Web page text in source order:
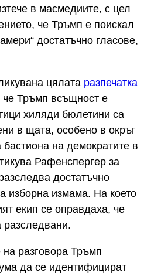
в масмедиите, с цел
че Тръмп е поискал
достатъчно гласове,
цялата разпечатка
че Тръмп всъщност е
хиляди бюлетини са
в щата, особено в окръг
на демократите в
Рафенспергер за
достатъчно
изборна измама. На което
екип се оправдаха, че
разследвани.
разговора Тръмп
да се идентифицират